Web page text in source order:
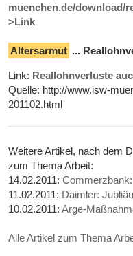
muenchen.de/download/
>Link
Altersarmut ...
Link: Reallohnverluste
Quelle: http://www.isw-
201102.html
Weitere Artikel, nach dem
zum Thema Arbeit:
14.02.2011:
11.02.2011: Daimler:
10.02.2011:Arge-
Alle Artikel zum Thema